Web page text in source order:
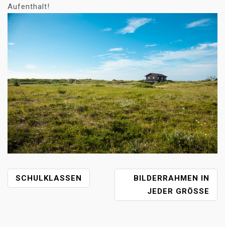
Aufenthalt!
B
E
SCHULKLASSEN
BILDERRAHMEN IN
JEDER GRÖSSE